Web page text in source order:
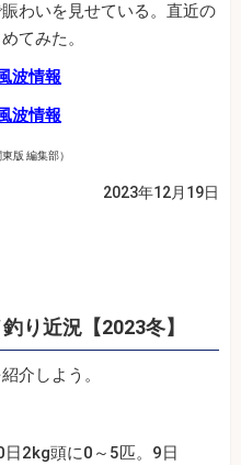
わいを見せている。直近の
てみた。
波情報
波情報
版 編集部）
2023年12月19日
り近況【2023冬】
介しよう。
2kg頭に0～5匹。9日